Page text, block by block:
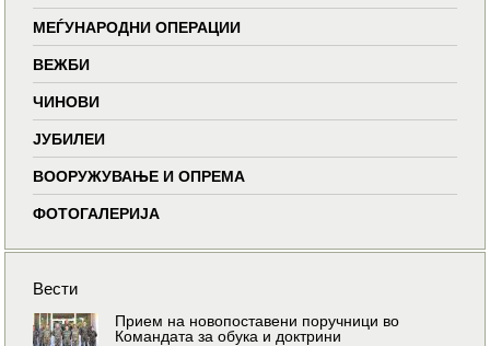
МЕЃУНАРОДНИ ОПЕРАЦИИ
ВЕЖБИ
ЧИНОВИ
ЈУБИЛЕИ
ВООРУЖУВАЊЕ И ОПРЕМА
ФОТОГАЛЕРИЈА
Вести
Прием на новопоставени поручници во
Командата за обука и доктрини